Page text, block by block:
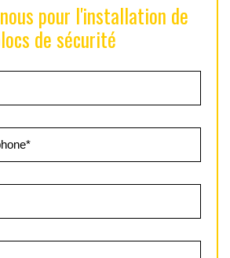
pour l'installation de
de sécurité